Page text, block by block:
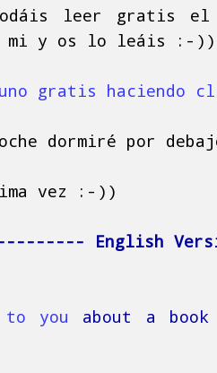
leer gratis el
a mi y os lo leáis :-))
gratis haciendo
dormiré por
vez :-))
English
to you about a